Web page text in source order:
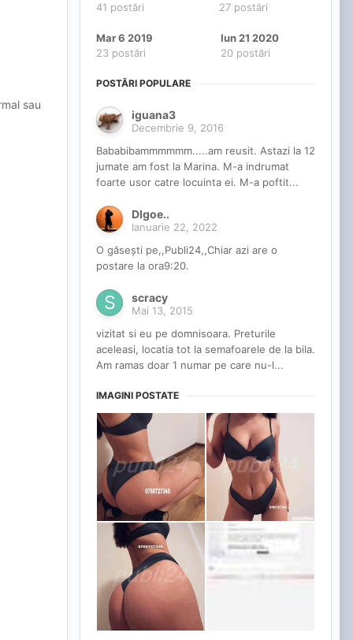
sau
41 postări
27 postări
Mar 6 2019
23 postări
Iun 21 2020
20 postări
POSTĂRI POPULARE
iguana3
Decembrie 9, 2016
Bababibammmmmm.....am reusit. Astazi la 12
jumate am fost la Marina. M-a indrumat
foarte usor catre locuinta ei. M-a poftit...
Dlgoe..
Ianuarie 22, 2022
O găsești pe,,Publi24,,Chiar azi are o
postare la ora9:20.
scracy
Mai 13, 2015
vizitat si eu pe domnisoara. Preturile
aceleasi, locatia tot la semafoarele de la bila.
Am ramas doar 1 numar pe care nu-l...
IMAGINI POSTATE